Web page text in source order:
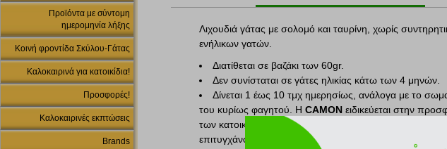
Προϊόντα με σύντομη
ημερομηνία λήξης
Κοινή φροντίδα Σκύλου-Γάτας
Καλοκαιρινά για κατοικίδια!
Προσφορές!
Καλοκαιρινές εκπτώσεις
Brands
Λιχουδιά γάτας με σολομό και ταυρίνη, χωρίς
ενήλικων γατών.
Διατίθεται σε βαζάκι των 60gr.
Δεν συνίσταται σε γάτες ηλικίας κάτω των 4 μηνών.
Δίνεται 1 έως 10 τμχ ημερησίως, ανάλογα με το
του κυρίως φαγητού. ΗCAMON ειδικεύεται στην
των κατοικίδιων σας. Η κύρια προσπάθεια μας είναι να
επιτυγχάνοντας εξαιρετικά αποτελέσματα.